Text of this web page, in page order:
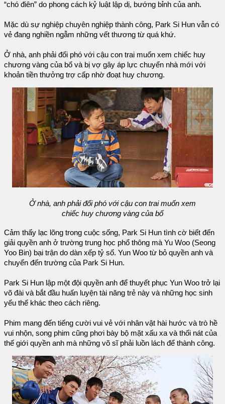
“chó điên” do phong cách kỷ luật lập dị, bướng bỉnh của anh.
Mặc dù sự nghiệp chuyên nghiệp thành công, Park Si Hun vẫn có
vẻ đang nghiền ngẫm những vết thương từ quá khứ.
Ở nhà, anh phải đối phó với cậu con trai muốn xem chiếc huy
chương vàng của bố và bị vợ gây áp lực chuyển nhà mới với
khoản tiền thưởng trợ cấp nhờ đoạt huy chương.
Ở nhà, anh phải đối phó với cậu con trai muốn xem
chiếc huy chương vàng của bố
Cảm thấy lạc lõng trong cuộc sống, Park Si Hun tình cờ biết đến
giải quyền anh ở trường trung học phổ thông mà Yu Woo (Seong
Yoo Bin) bại trận do dàn xếp tỷ số. Yun Woo từ bỏ quyền anh và
chuyển đến trường của Park Si Hun.
Park Si Hun lập một đội quyền anh để thuyết phục Yun Woo trở lại
võ đài và bắt đầu huấn luyện tài năng trẻ này và những học sinh
yếu thế khác theo cách riêng.
Phim mang đến tiếng cười vui vẻ với nhân vật hài hước và trò hề
vui nhộn, song phim cũng phơi bày bộ mặt xấu xa và thối nát của
thế giới quyền anh mà những võ sĩ phải luồn lách để thành công.